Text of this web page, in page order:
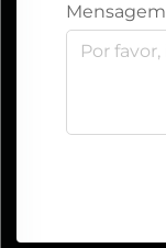
Mensagem